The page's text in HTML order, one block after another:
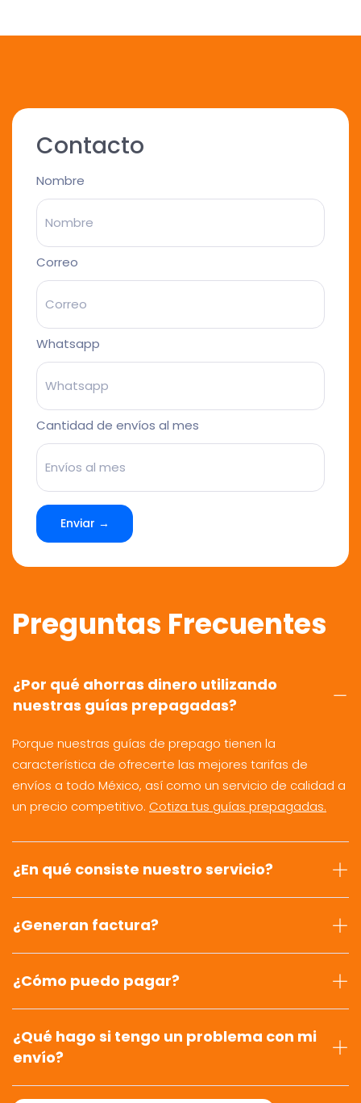
Contacto
Nombre
Correo
Whatsapp
Cantidad de envíos al mes
Enviar →
Preguntas Frecuentes
¿Por qué ahorras dinero utilizando
nuestras guías prepagadas?
Porque nuestras guías de prepago tienen la
característica de ofrecerte las mejores tarifas de
envíos a todo México, así como un servicio de calidad a
un precio competitivo. Cotiza tus guías prepagadas.
¿En qué consiste nuestro servicio?
¿Generan factura?
¿Cómo puedo pagar?
¿Qué hago si tengo un problema con mi
envío?